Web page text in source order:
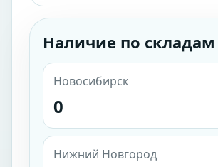
Наличие по складам
Новосибирск
0
Нижний Новгород